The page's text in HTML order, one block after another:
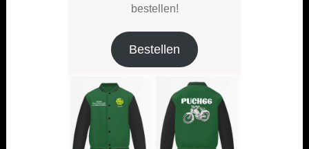
bestellen!
Bestellen